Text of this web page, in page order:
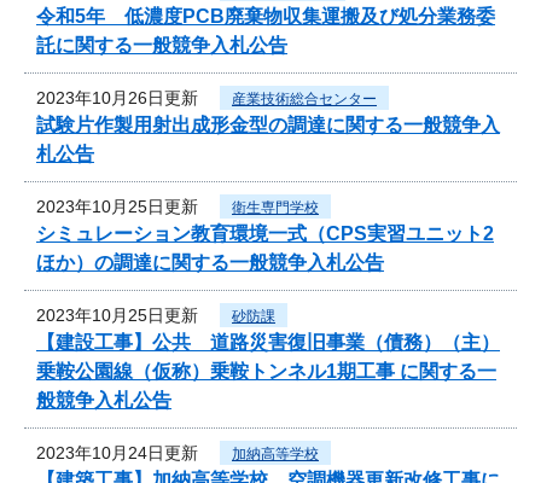
令和5年 低濃度PCB廃棄物収集運搬及び処分業務委
託に関する一般競争入札公告
2023年10月26日更新 産業技術総合センター
試験片作製用射出成形金型の調達に関する一般競争入
札公告
2023年10月25日更新 衛生専門学校
シミュレーション教育環境一式（CPS実習ユニット2
ほか）の調達に関する一般競争入札公告
2023年10月25日更新 砂防課
【建設工事】公共 道路災害復旧事業（債務）（主）
乗鞍公園線（仮称）乗鞍トンネル1期工事 に関する一
般競争入札公告
2023年10月24日更新 加納高等学校